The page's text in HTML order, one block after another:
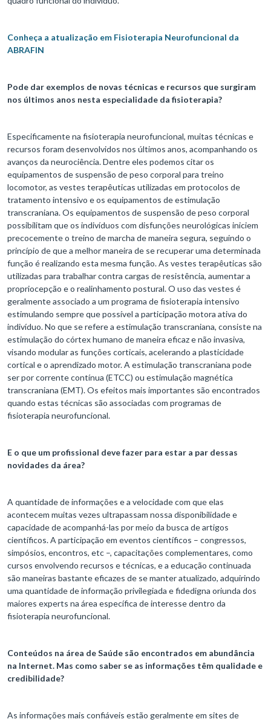
Conheça a atualização em Fisioterapia Neurofuncional da
ABRAFIN
Pode dar exemplos de novas técnicas e recursos que surgiram
nos últimos anos nesta especialidade da fisioterapia?
Especificamente na fisioterapia neurofuncional, muitas técnicas e
recursos foram desenvolvidos nos últimos anos, acompanhando os
avanços da neurociência. Dentre eles podemos citar os
equipamentos de suspensão de peso corporal para treino
locomotor, as vestes terapêuticas utilizadas em protocolos de
tratamento intensivo e os equipamentos de estimulação
transcraniana. Os equipamentos de suspensão de peso corporal
possibilitam que os indivíduos com disfunções neurológicas iniciem
precocemente o treino de marcha de maneira segura, seguindo o
princípio de que a melhor maneira de se recuperar uma determinada
função é realizando esta mesma função. As vestes terapêuticas são
utilizadas para trabalhar contra cargas de resistência, aumentar a
propriocepção e o realinhamento postural. O uso das vestes é
geralmente associado a um programa de fisioterapia intensivo
estimulando sempre que possível a participação motora ativa do
indivíduo. No que se refere a estimulação transcraniana, consiste na
estimulação do córtex humano de maneira eficaz e não invasiva,
visando modular as funções corticais, acelerando a plasticidade
cortical e o aprendizado motor. A estimulação transcraniana pode
ser por corrente contínua (ETCC) ou estimulação magnética
transcraniana (EMT). Os efeitos mais importantes são encontrados
quando estas técnicas são associadas com programas de
fisioterapia neurofuncional.
E o que um profissional deve fazer para estar a par dessas
novidades da área?
A quantidade de informações e a velocidade com que elas
acontecem muitas vezes ultrapassam nossa disponibilidade e
capacidade de acompanhá-las por meio da busca de artigos
científicos. A participação em eventos científicos – congressos,
simpósios, encontros, etc –, capacitações complementares, como
cursos envolvendo recursos e técnicas, e a educação continuada
são maneiras bastante eficazes de se manter atualizado, adquirindo
uma quantidade de informação privilegiada e fidedigna oriunda dos
maiores experts na área específica de interesse dentro da
fisioterapia neurofuncional.
Conteúdos na área de Saúde são encontrados em abundância
na Internet. Mas como saber se as informações têm qualidade e
credibilidade?
As informações mais confiáveis estão geralmente em sites de